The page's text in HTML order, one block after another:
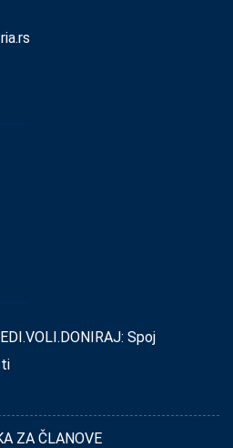
Spoj
ZA ČLANOVE